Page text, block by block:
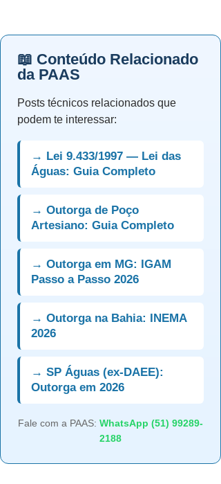
📖 Conteúdo Relacionado
da PAAS
Posts técnicos relacionados que
podem te interessar:
→ Lei 9.433/1997 — Lei das
Águas: Guia Completo
→ Outorga de Poço
Artesiano: Guia Completo
→ Outorga em MG: IGAM
Passo a Passo 2026
→ Outorga na Bahia: INEMA
2026
→ SP Águas (ex-DAEE):
Outorga em 2026
Fale com a PAAS: WhatsApp (51) 99289-
2188